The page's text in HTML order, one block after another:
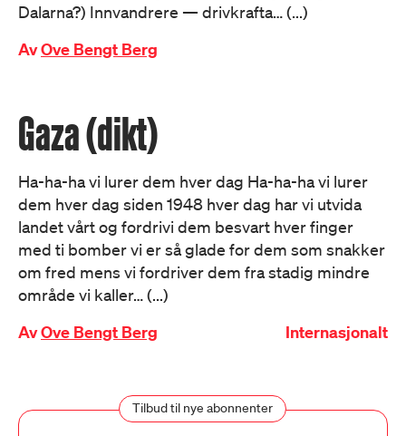
Dalarna?) Innvandrere — drivkrafta… (...)
AvOve Bengt Berg
Gaza (dikt)
Ha-ha-ha vi lurer dem hver dag Ha-ha-ha vi lurer
dem hver dag siden 1948 hver dag har vi utvida
landet vårt og fordrivi dem besvart hver finger
med ti bomber vi er så glade for dem som snakker
om fred mens vi fordriver dem fra stadig mindre
område vi kaller… (...)
AvOve Bengt Berg Internasjonalt
Tilbud til nye abonnenter